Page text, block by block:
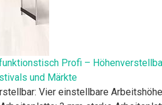
Profi –
und Märkte
Vier einstellbare